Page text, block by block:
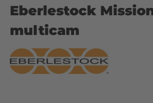
Eberlestock
multicam